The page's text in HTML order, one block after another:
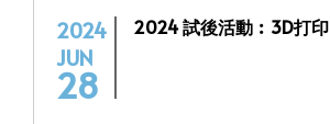
2024
JUN
28
2024 試後活動︰3D打印